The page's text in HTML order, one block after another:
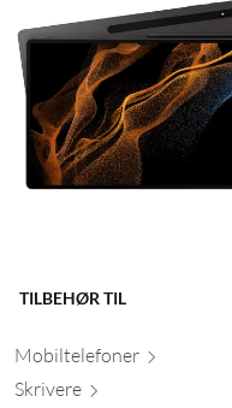
TILBEHØR TIL
Mobiltelefoner
Skrivere